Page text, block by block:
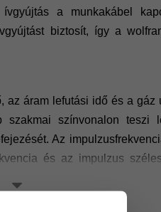
a munkakábel
biztosít, így a
az áram lefutási idő és a gáz
szakmai színvonalon teszi
Az
és az impulzus